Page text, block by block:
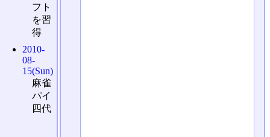
フト
を習
得
2010-
08-
15(Sun)
麻雀
パイ
四代